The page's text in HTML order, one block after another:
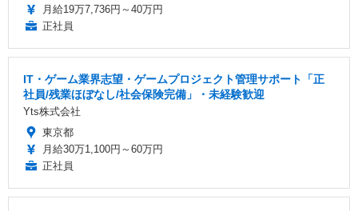
月給19万7,736円～40万円
正社員
IT・ゲーム業界志望・ゲームプロジェクト管理サポート「正
社員/残業ほぼなし/社会保険完備」・未経験歓迎
Yts株式会社
東京都
月給30万1,100円～60万円
正社員